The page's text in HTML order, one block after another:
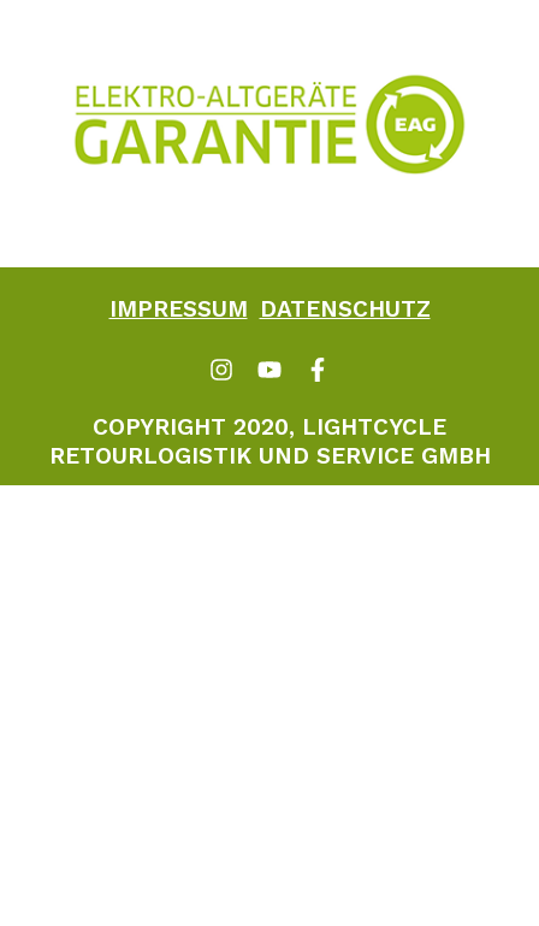
IMPRESSUM DATENSCHUTZ
COPYRIGHT 2020, LIGHTCYCLE
RETOURLOGISTIK UND SERVICE GMBH